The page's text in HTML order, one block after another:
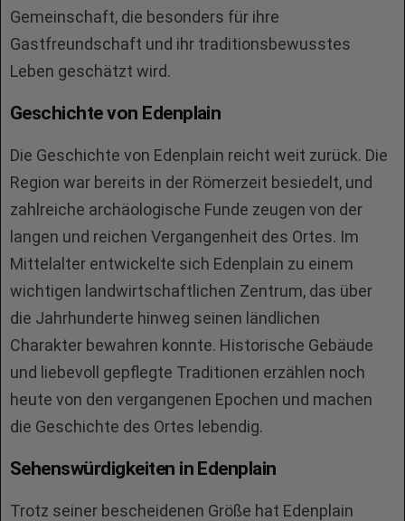
Gemeinschaft, die besonders für ihre
Gastfreundschaft und ihr traditionsbewusstes
Leben geschätzt wird.
Geschichte von Edenplain
Die Geschichte von Edenplain reicht weit zurück. Die
Region war bereits in der Römerzeit besiedelt, und
zahlreiche archäologische Funde zeugen von der
langen und reichen Vergangenheit des Ortes. Im
Mittelalter entwickelte sich Edenplain zu einem
wichtigen landwirtschaftlichen Zentrum, das über
die Jahrhunderte hinweg seinen ländlichen
Charakter bewahren konnte. Historische Gebäude
und liebevoll gepflegte Traditionen erzählen noch
heute von den vergangenen Epochen und machen
die Geschichte des Ortes lebendig.
Sehenswürdigkeiten in Edenplain
Trotz seiner bescheidenen Größe hat Edenplain